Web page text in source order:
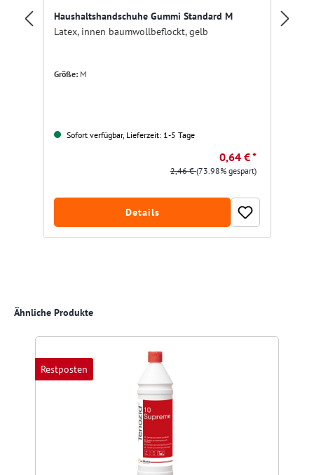
Haushaltshandschuhe Gummi Standard M
Latex, innen baumwollbeflockt, gelb
Größe: M
Sofort verfügbar, Lieferzeit: 1-5 Tage
0,64 € *
2,46 €(73.98% gespart)
Details
Produktgalerie überspringen
Ähnliche Produkte
Restposten